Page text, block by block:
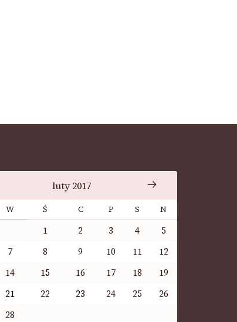
luty 2017
W Ś C P S N
1 2 3 4
5
7 8 9 10 11
12
14 15 16 17 18
19
21 22 23 24 25
26
28